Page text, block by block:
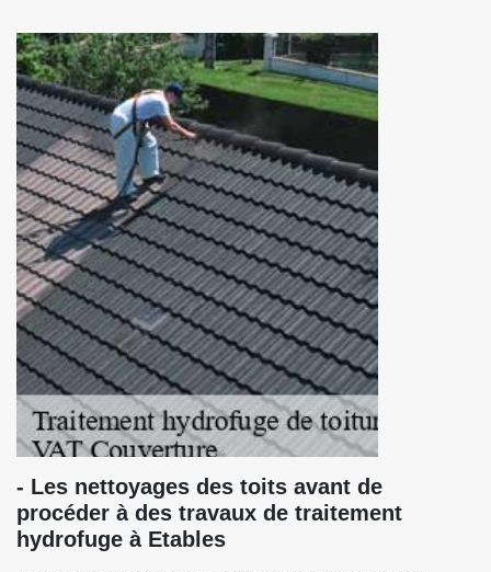
- Les nettoyages des toits avant de
procéder à des travaux de traitement
hydrofuge à Etables